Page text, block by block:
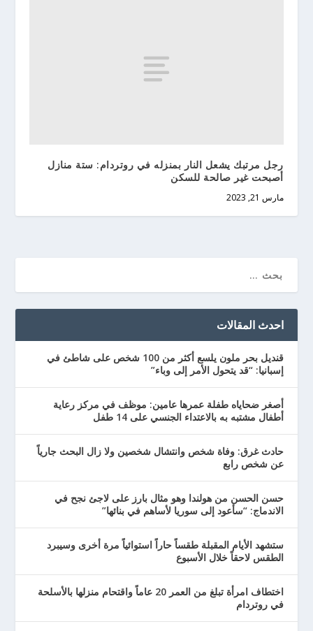
رجل مرتبك يشعل النار بمنزله في روتردام: ستة منازل
أصبحت غير صالحة للسكن
مارس 21, 2023
احدث المقالات
قنديل بحر ملون يلسع أكثر من 100 شخص على شاطئ في
إسبانيا: “قد يتحول الأمر إلى وباء”
أصغر ضحاياه طفلة عمرها عامين: موظف في مركز رعاية
أطفال مشتبه به بالاعتداء الجنسي على 14 طفل
حادث غرق: وفاة شخص وانتشال شخصين ولا زال البحث جارياً
عن شخص رابع
حسن الحسن من هولندا وهو مثال بارز على لاجئ نجح في
الاندماج: “سأعود إلى سوريا لأساهم في بنائها”
ستشهد الأيام المقبلة طقساً حاراً استوائياً مرة أخرى وسيبرد
الطقس لاحقاً خلال الأسبوع
اختطاف امرأة تبلغ من العمر 20 عاماً واقتحام منزلها بالأسلحة
في روتردام